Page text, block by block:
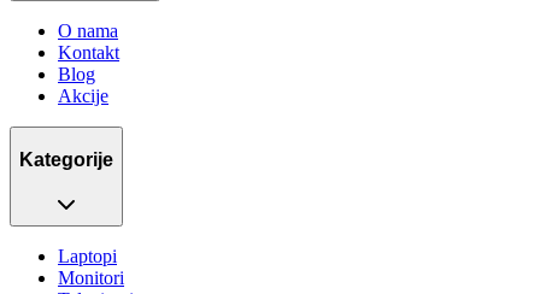
O nama
Kontakt
Blog
Akcije
Kategorije
Laptopi
Monitori